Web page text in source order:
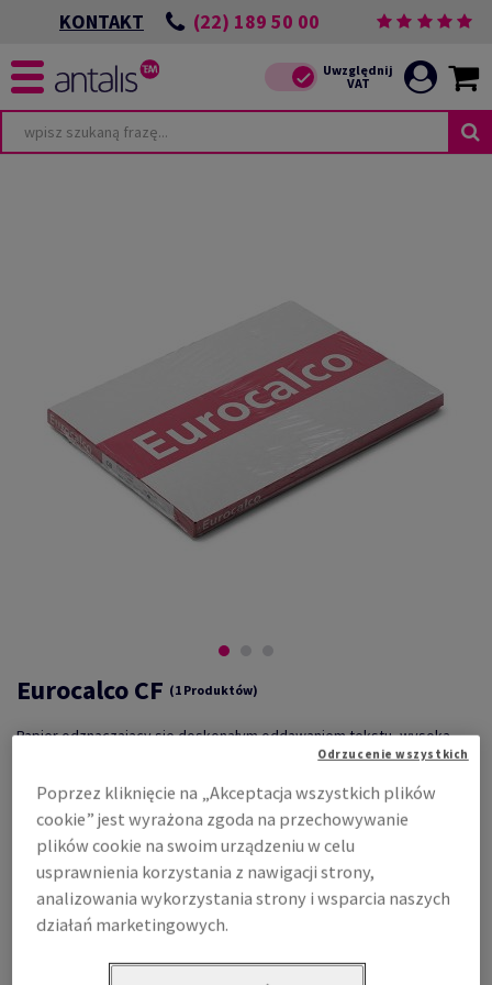
KONTAKT (22) 189 50 00
Eurocalco CF (1 Produktów)
Papier odznaczający się doskonałym oddawaniem tekstu, wysoką
jakością i szybkością kopiowania. Formularze administracyjne,
- pełen asortyment odpowiadający wszelkim potrzebom.
Zalety produktu
- wysoka białość warstwy CF
gwarantuje bardzo dobrą
drukowność i kontrast,
- składowany zgodnie z
Odpowiednie techniki
Techniki zadruku:
- typografia
- suchy offset
Poprzez kliknięcie na „Akceptacja wszystkich plików
cookie” jest wyrażona zgoda na przechowywanie
plików cookie na swoim urządzeniu w celu
usprawnienia korzystania z nawigacji strony,
analizowania wykorzystania strony i wsparcia naszych
działań marketingowych.
Odrzucenie wszystkich